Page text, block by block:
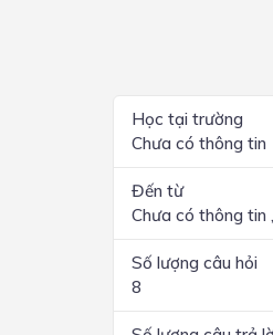
Lớp 2
Học tại trường
Chưa có thông tin
Đến từ
Chưa có thông tin
Số lượng câu hỏi
8